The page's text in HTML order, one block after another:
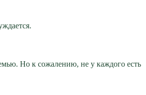
Но к сожалению, не у каждого есть